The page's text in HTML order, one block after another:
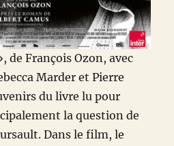
de François Ozon, avec
Marder et Pierre
du livre lu pour
la question de
Dans le film, le